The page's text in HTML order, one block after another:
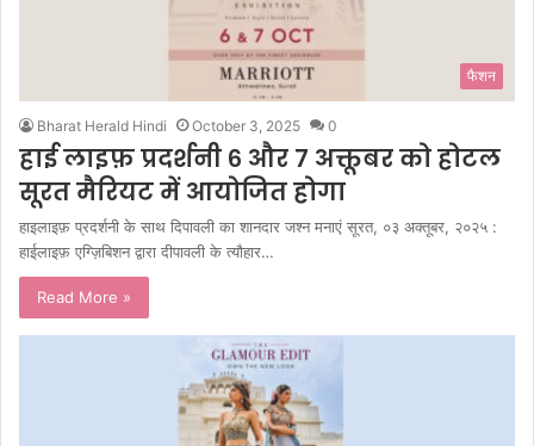
फैशन
Bharat Herald Hindi October 3, 2025 0
हाई लाइफ़ प्रदर्शनी ६ और ७ अक्तूबर को होटल
सूरत मैरियट में आयोजित होगा
हाइलाइफ़ प्रदर्शनी के साथ दिपावली का शानदार जश्न मनाएं सूरत, ०३ अक्तूबर, २०२५ :
हाईलाइफ़ एग्ज़िबिशन द्वारा दीपावली के त्यौहार…
Read More »